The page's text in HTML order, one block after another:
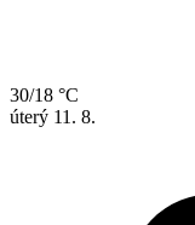
30/18 °C
úterý 11. 8.